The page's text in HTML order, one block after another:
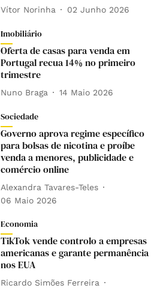
Vítor Norinha 02 Junho 2026
Imobiliário
Oferta de casas para venda em
Portugal recua 14% no primeiro
trimestre
Nuno Braga 14 Maio 2026
Sociedade
Governo aprova regime específico
para bolsas de nicotina e proíbe
venda a menores, publicidade e
comércio online
Alexandra Tavares-Teles
06 Maio 2026
Economia
TikTok vende controlo a empresas
americanas e garante permanência
nos EUA
Ricardo Simões Ferreira